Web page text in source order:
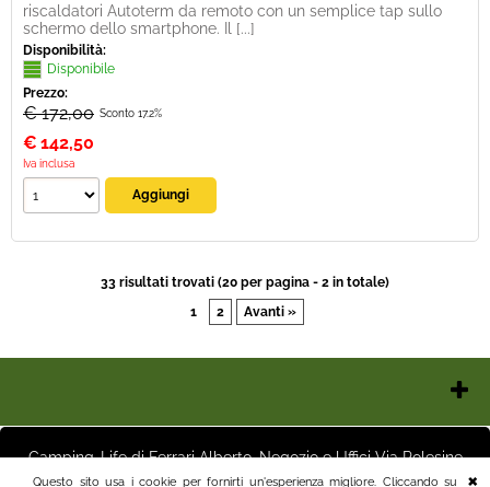
Questo sito usa i cookie per fornirti un'esperienza migliore. Cliccando su
riscaldatori Autoterm da remoto con un semplice tap sullo
schermo dello smartphone. Il [...]
Disponibilità:
Disponibile
Prezzo:
€ 172,00 Sconto 17.2%
€ 142,50
Iva inclusa
33 risultati trovati (20 per pagina - 2 in totale)
1
2 Avanti »
Camping-Life di Ferrari Alberto, Negozio e Uffici Via Polesine
16 25125 Brescia (BS) Magazzino Via Friuli 3 25125 Brescia (BS)